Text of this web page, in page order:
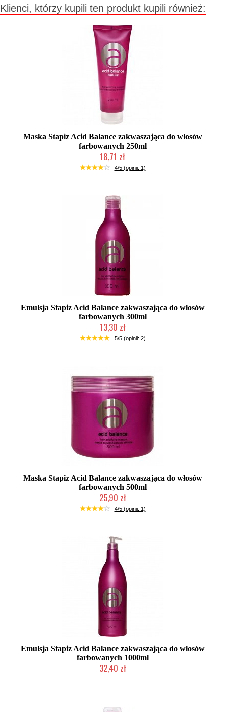
Klienci, którzy kupili ten produkt kupili również:
Maska Stapiz Acid Balance zakwaszająca do włosów
farbowanych 250ml
18,71 zł
Duża ilość (wysyłka w 24h)
4/5 (opinii: 1)
Emulsja Stapiz Acid Balance zakwaszająca do włosów
farbowanych 300ml
13,30 zł
Duża ilość (wysyłka w 24h)
5/5 (opinii: 2)
Maska Stapiz Acid Balance zakwaszająca do włosów
farbowanych 500ml
25,90 zł
Duża ilość (wysyłka w 24h)
4/5 (opinii: 1)
Emulsja Stapiz Acid Balance zakwaszająca do włosów
farbowanych 1000ml
32,40 zł